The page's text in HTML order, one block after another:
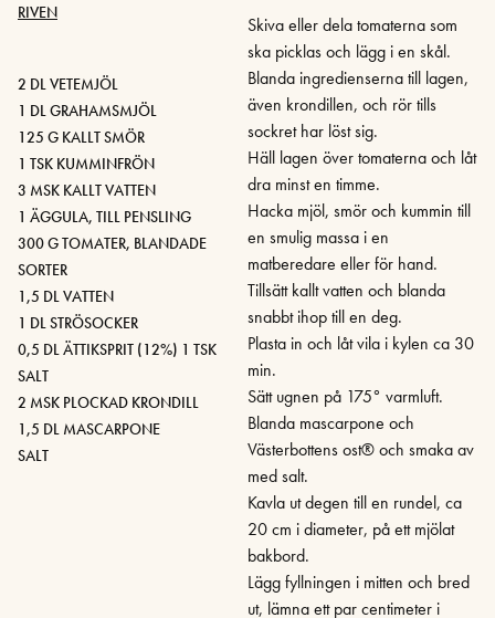
RIVEN
2 DL VETEMJÖL
1 DL GRAHAMSMJÖL
125 G KALLT SMÖR
1 TSK KUMMINFRÖN
3 MSK KALLT VATTEN
1 ÄGGULA, TILL PENSLING
300 G TOMATER, BLANDADE
SORTER
1,5 DL VATTEN
1 DL STRÖSOCKER
0,5 DL ÄTTIKSPRIT (12%) 1 TSK
SALT
2 MSK PLOCKAD KRONDILL
1,5 DL MASCARPONE
SALT
Skiva eller dela tomaterna som
ska picklas och lägg i en skål.
Blanda ingredienserna till lagen,
även krondillen, och rör tills
sockret har löst sig.
Häll lagen över tomaterna och låt
dra minst en timme.
Hacka mjöl, smör och kummin till
en smulig massa i en
matberedare eller för hand.
Tillsätt kallt vatten och blanda
snabbt ihop till en deg.
Plasta in och låt vila i kylen ca 30
min.
Sätt ugnen på 175° varmluft.
Blanda mascarpone och
Västerbottens ost® och smaka av
med salt.
Kavla ut degen till en rundel, ca
20 cm i diameter, på ett mjölat
bakbord.
Lägg fyllningen i mitten och bred
ut, lämna ett par centimeter i